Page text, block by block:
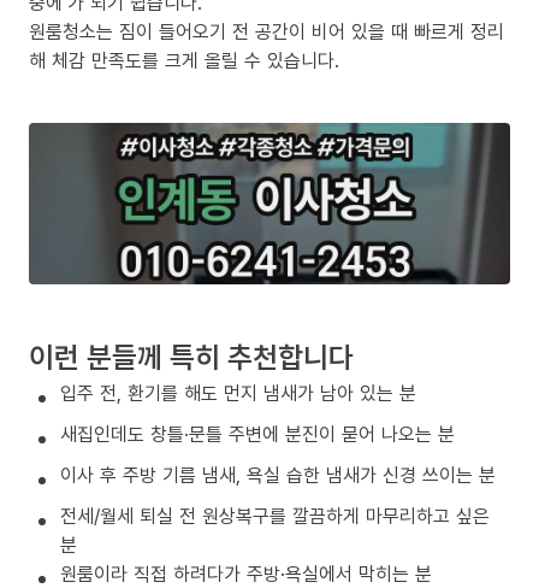
원룸청소는 짐이 들어오기 전 공간이 비어 있을 때 빠르게 정리
해 체감 만족도를 크게 올릴 수 있습니다.
이런 분들께 특히 추천합니다
입주 전, 환기를 해도 먼지 냄새가 남아 있는 분
새집인데도 창틀·문틀 주변에 분진이 묻어 나오는 분
이사 후 주방 기름 냄새, 욕실 습한 냄새가 신경 쓰이는 분
전세/월세 퇴실 전 원상복구를 깔끔하게 마무리하고 싶은
분
원룸이라 직접 하려다가 주방·욕실에서 막히는 분